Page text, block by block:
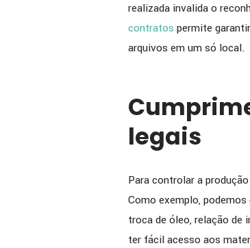
realizada invalida o
contratos permite
arquivos em um só local.
legais
Para controlar a
Como exemplo,
troca de óleo, relação de
ter fácil acesso aos